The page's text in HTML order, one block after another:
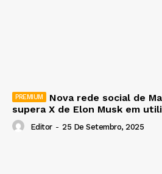
Nova rede social de
supera X de Elon Musk em
Editor - 25 De Setembro, 2025